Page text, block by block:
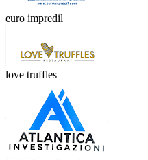
euro impredil
love truffles